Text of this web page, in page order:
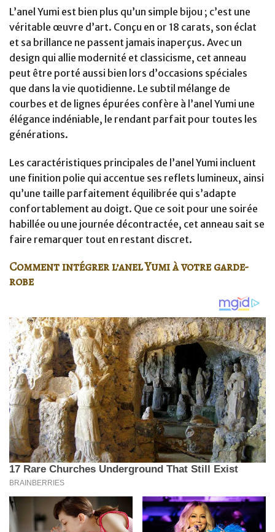
L’anel Yumi est bien plus qu’un simple bijou ; c’est une
véritable œuvre d’art. Conçu en or 18 carats, son éclat
et sa brillance ne passent jamais inaperçus. Avec un
design qui allie modernité et classicisme, cet anneau
peut être porté aussi bien lors d’occasions spéciales
que dans la vie quotidienne. Le subtil mélange de
courbes et de lignes épurées confère à l’anel Yumi une
élégance indéniable, le rendant parfait pour toutes les
générations.
Les caractéristiques principales de l’anel Yumi incluent
une finition polie qui accentue ses reflets lumineux, ainsi
qu’une taille parfaitement équilibrée qui s’adapte
confortablement au doigt. Que ce soit pour une soirée
habillée ou une journée décontractée, cet anneau sait se
faire remarquer tout en restant discret.
Comment intégrer l’anel Yumi à votre garde-
robe